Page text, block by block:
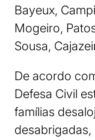
Bayeux,
Mogeiro,
Sousa,
De acordo
Defesa Civil
famílias